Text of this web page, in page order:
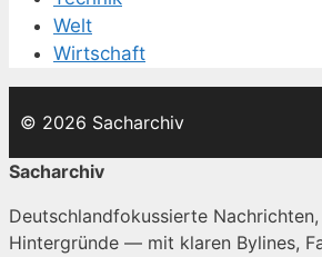
Welt
Wirtschaft
© 2026 Sacharchiv
Sacharchiv
Deutschlandfokussierte
Hintergründe — mit klaren Bylines,